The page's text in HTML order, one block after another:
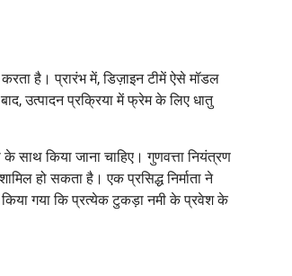
करता है। प्रारंभ में, डिज़ाइन टीमें ऐसे मॉडल
उत्पादन प्रक्रिया में फ्रेम के लिए धातु
साथ किया जाना चाहिए। गुणवत्ता नियंत्रण
हो सकता है। एक प्रसिद्ध निर्माता ने
गया कि प्रत्येक टुकड़ा नमी के प्रवेश के